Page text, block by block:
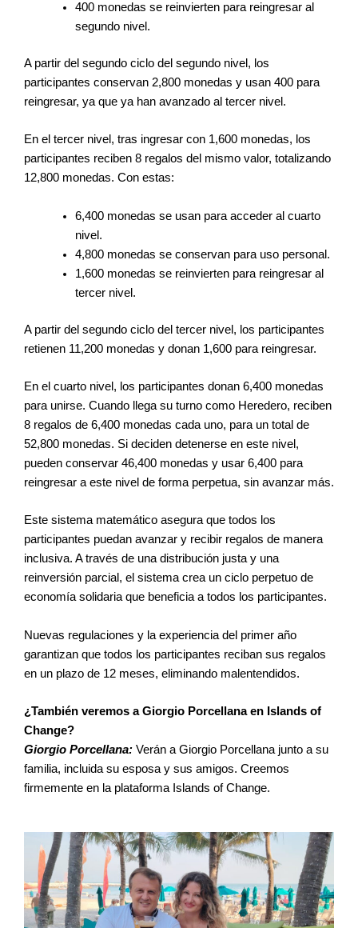
400 monedas se reinvierten para reingresar al
segundo nivel.
A partir del segundo ciclo del segundo nivel, los
participantes conservan 2,800 monedas y usan 400 para
reingresar, ya que ya han avanzado al tercer nivel.
En el tercer nivel, tras ingresar con 1,600 monedas, los
participantes reciben 8 regalos del mismo valor, totalizando
12,800 monedas. Con estas:
6,400 monedas se usan para acceder al cuarto
nivel.
4,800 monedas se conservan para uso personal.
1,600 monedas se reinvierten para reingresar al
tercer nivel.
A partir del segundo ciclo del tercer nivel, los participantes
retienen 11,200 monedas y donan 1,600 para reingresar.
En el cuarto nivel, los participantes donan 6,400 monedas
para unirse. Cuando llega su turno como Heredero, reciben
8 regalos de 6,400 monedas cada uno, para un total de
52,800 monedas. Si deciden detenerse en este nivel,
pueden conservar 46,400 monedas y usar 6,400 para
reingresar a este nivel de forma perpetua, sin avanzar más.
Este sistema matemático asegura que todos los
participantes puedan avanzar y recibir regalos de manera
inclusiva. A través de una distribución justa y una
reinversión parcial, el sistema crea un ciclo perpetuo de
economía solidaria que beneficia a todos los participantes.
Nuevas regulaciones y la experiencia del primer año
garantizan que todos los participantes reciban sus regalos
en un plazo de 12 meses, eliminando malentendidos.
¿También veremos a Giorgio Porcellana en Islands of
Change?
Giorgio Porcellana: Verán a Giorgio Porcellana junto a su
familia, incluida su esposa y sus amigos. Creemos
firmemente en la plataforma Islands of Change.